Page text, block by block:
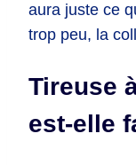
aura juste ce
trop peu, la
Tireuse
est-elle